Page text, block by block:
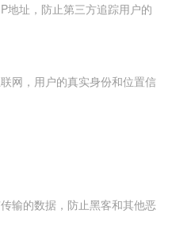
地址，防止第三方追踪用户的
网，用户的真实身份和位置信
输的数据，防止黑客和其他恶